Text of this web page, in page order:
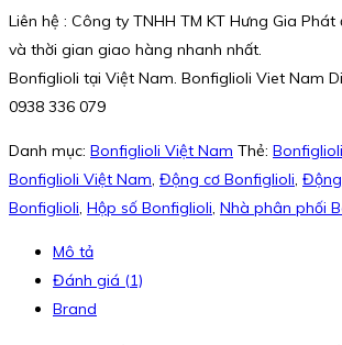
Liên hệ : Công ty TNHH TM KT Hưng Gia
và thời gian giao hàng nhanh nhất.
Bonfiglioli tại Việt Nam. Bonfiglioli Viet Nam
0938 336 079
Danh mục: Bonfiglioli Việt Nam Thẻ:
Bonfiglioli Việt Nam, Động cơ Bonfiglioli,
Bonfiglioli, Hộp số Bonfiglioli, Nhà phân phối
Mô tả
Đánh giá (1)
Brand